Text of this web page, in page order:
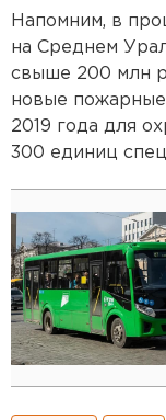
Напомним, в
на Среднем
свыше 200 млн
новые пожарные
2019 года для
300 единиц